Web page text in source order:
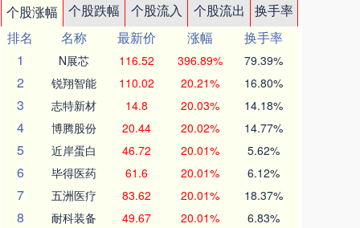
个股涨幅 个股跌幅 个股流入 个股流出
换手率
排名
名称 最新价 涨幅
换手率
1
N展芯 116.52 396.89% 79.39%
2 锐翔智能 110.02 20.21% 16.80%
3 志特新材 14.8 20.03% 14.18%
4 博腾股份 20.44 20.02% 14.77%
5 近岸蛋白 46.72 20.01% 5.62%
6 毕得医药 61.6 20.01% 6.12%
7 五洲医疗 83.62 20.01% 18.37%
8 耐科装备 49.67 20.01% 6.83%